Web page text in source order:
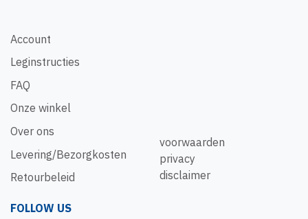
Account
Leginstructies
FAQ
Onze winkel
Over ons
Levering/Bezorgkosten
Retourbeleid
voorwaarden
privacy
disclaimer
FOLLOW US